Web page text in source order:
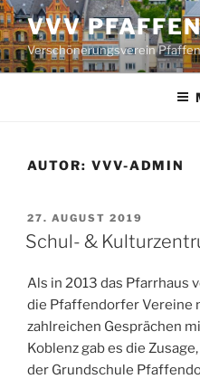
Zum
Inhalt
springen
VVV
Verschönerungsverein
AUTOR: VVV-ADMIN
VERÖFFENTLICHT
AM
27. AUGUST 2019
Schul- &
Als in 2013 das Pfarrhaus
die Pfaffendorfer Vereine
zahlreichen Gesprächen
Koblenz gab es die
der Grundschule